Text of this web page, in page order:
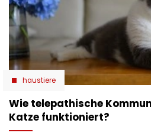
haustiere
Wie telepathische
Katze funktioniert?